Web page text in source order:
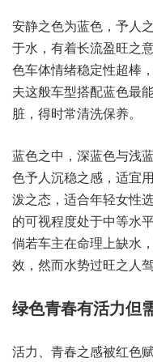
安静之色为蓝色，予人
于水，有着长流盈旺之
色车体情绪稳定性超棒
夫这般车型搭配蓝色最
脏，得时常清洗保养。
蓝色之中，深蓝色与浅
色予人沉稳之感，适宜
泼之态，适合年轻女性
的可视程度处于中等水
倘若车主在命理上缺水
效，然而水势过旺之人
绿色青春有活力但
活力、青春之感被红色